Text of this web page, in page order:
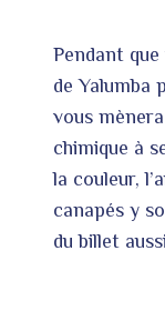
Pendant
de Yalumba
vous
chimique à
la couleur,
canapés y
du billet